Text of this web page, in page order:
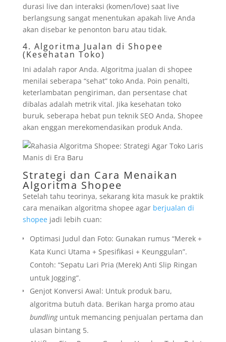
durasi live dan interaksi (komen/love) saat live
berlangsung sangat menentukan apakah live Anda
akan disebar ke penonton baru atau tidak.
4. Algoritma Jualan di Shopee
(Kesehatan Toko)
Ini adalah rapor Anda. Algoritma jualan di shopee
menilai seberapa “sehat” toko Anda. Poin penalti,
keterlambatan pengiriman, dan persentase chat
dibalas adalah metrik vital. Jika kesehatan toko
buruk, seberapa hebat pun teknik SEO Anda, Shopee
akan enggan merekomendasikan produk Anda.
Strategi dan Cara Menaikan
Algoritma Shopee
Setelah tahu teorinya, sekarang kita masuk ke praktik
cara menaikan algoritma shopee agar berjualan di
shopeejadi lebih cuan:
Optimasi Judul dan Foto: Gunakan rumus “Merek +
Kata Kunci Utama + Spesifikasi + Keunggulan”.
Contoh: “Sepatu Lari Pria (Merek) Anti Slip Ringan
untuk Jogging”.
Genjot Konversi Awal: Untuk produk baru,
algoritma butuh data. Berikan harga promo atau
bundlinguntuk memancing penjualan pertama dan
ulasan bintang 5.